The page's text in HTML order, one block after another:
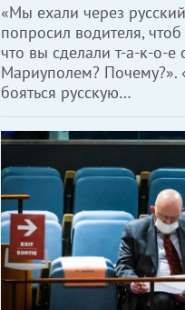
«Мы ехали через
попросил водителя,
что вы сделали т-а-к-о-е
Мариуполем?
бояться русскую…